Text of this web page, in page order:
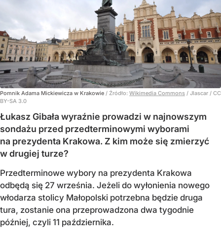
Pomnik Adama Mickiewicza w Krakowie / Źródło: Wikimedia Commons / Jlascar / CC
BY-SA 3.0
Łukasz Gibała wyraźnie prowadzi w najnowszym
sondażu przed przedterminowymi wyborami
na prezydenta Krakowa. Z kim może się zmierzyć
w drugiej turze?
Przedterminowe wybory na prezydenta Krakowa
odbędą się 27 września. Jeżeli do wyłonienia nowego
włodarza stolicy Małopolski potrzebna będzie druga
tura, zostanie ona przeprowadzona dwa tygodnie
później, czyli 11 października.